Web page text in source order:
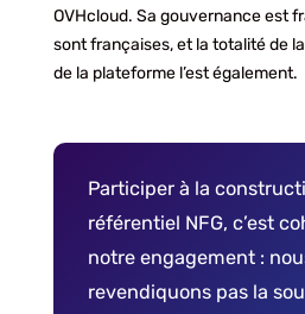
OVHcloud. Sa gouvernance est
sont françaises, et la totalité de
de la plateforme l’est également.
Participer à la
référentiel NFG, c’est
notre engagement :
revendiquons pas la